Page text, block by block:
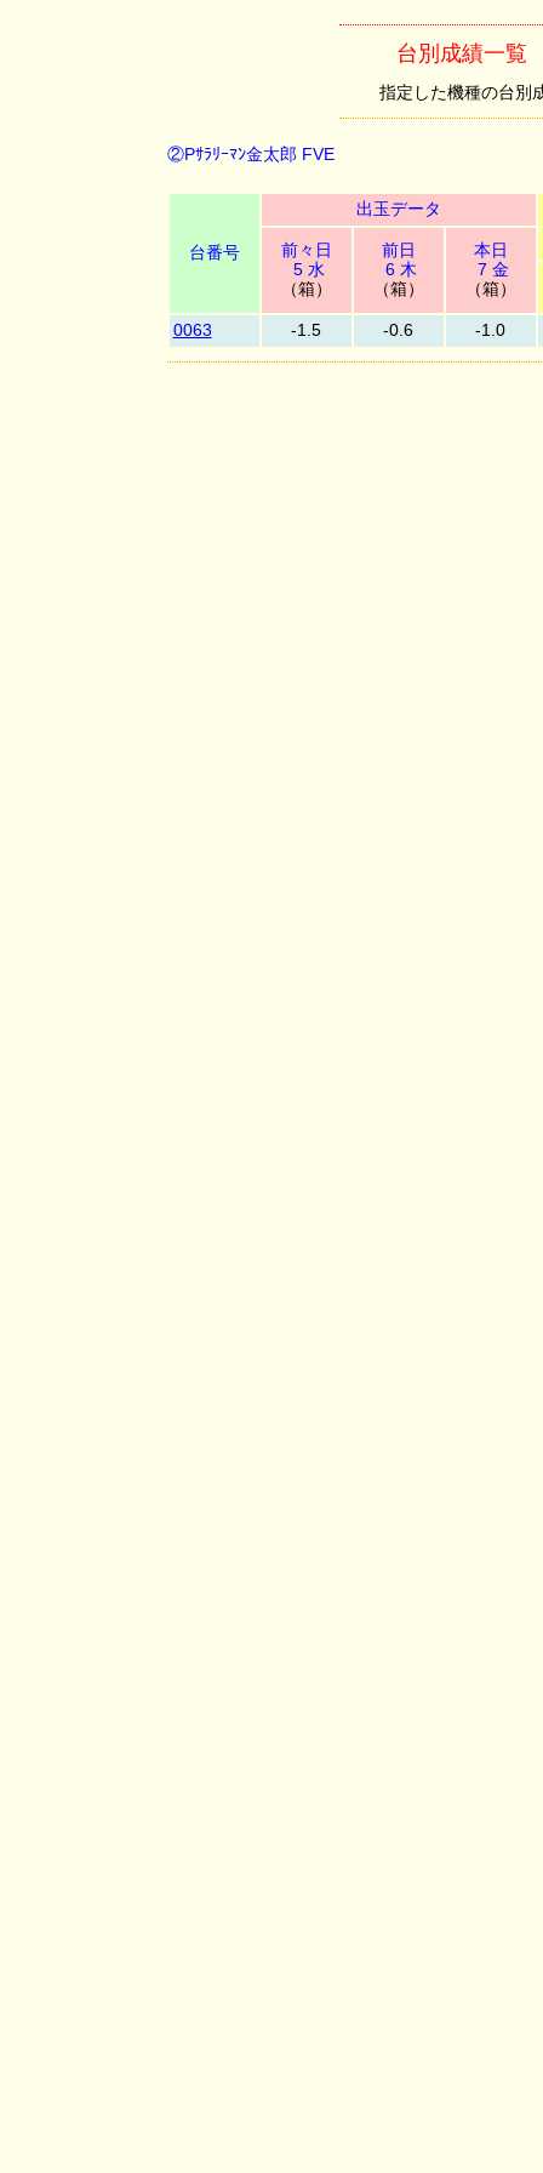
台別成績一覧
指定した機種の台別
②Pｻﾗﾘｰﾏﾝ金太郎 FVE
台番号
出玉データ
前々日
5 水
（箱）
前日
6 木
（箱）
本日
7 金
（箱）
0063 -1.5 -0.6 -1.0